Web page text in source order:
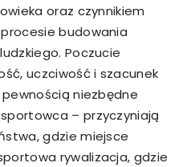
oraz czynnikiem
budowania
Poczucie
uczciwość i szacunek
niezbędne
– przyczyniają
gdzie miejsce
rywalizacja, gdzie